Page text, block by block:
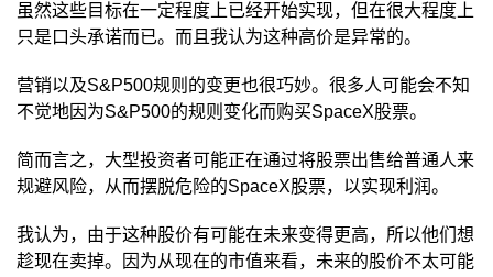
虽然这些目标在一定程度上已经开始实现，但在很大程度上
只是口头承诺而已。而且我认为这种高价是异常的。
营销以及S&P500规则的变更也很巧妙。很多人可能会不知
不觉地因为S&P500的规则变化而购买SpaceX股票。
简而言之，大型投资者可能正在通过将股票出售给普通人来
规避风险，从而摆脱危险的SpaceX股票，以实现利润。
我认为，由于这种股价有可能在未来变得更高，所以他们想
趁现在卖掉。因为从现在的市值来看，未来的股价不太可能